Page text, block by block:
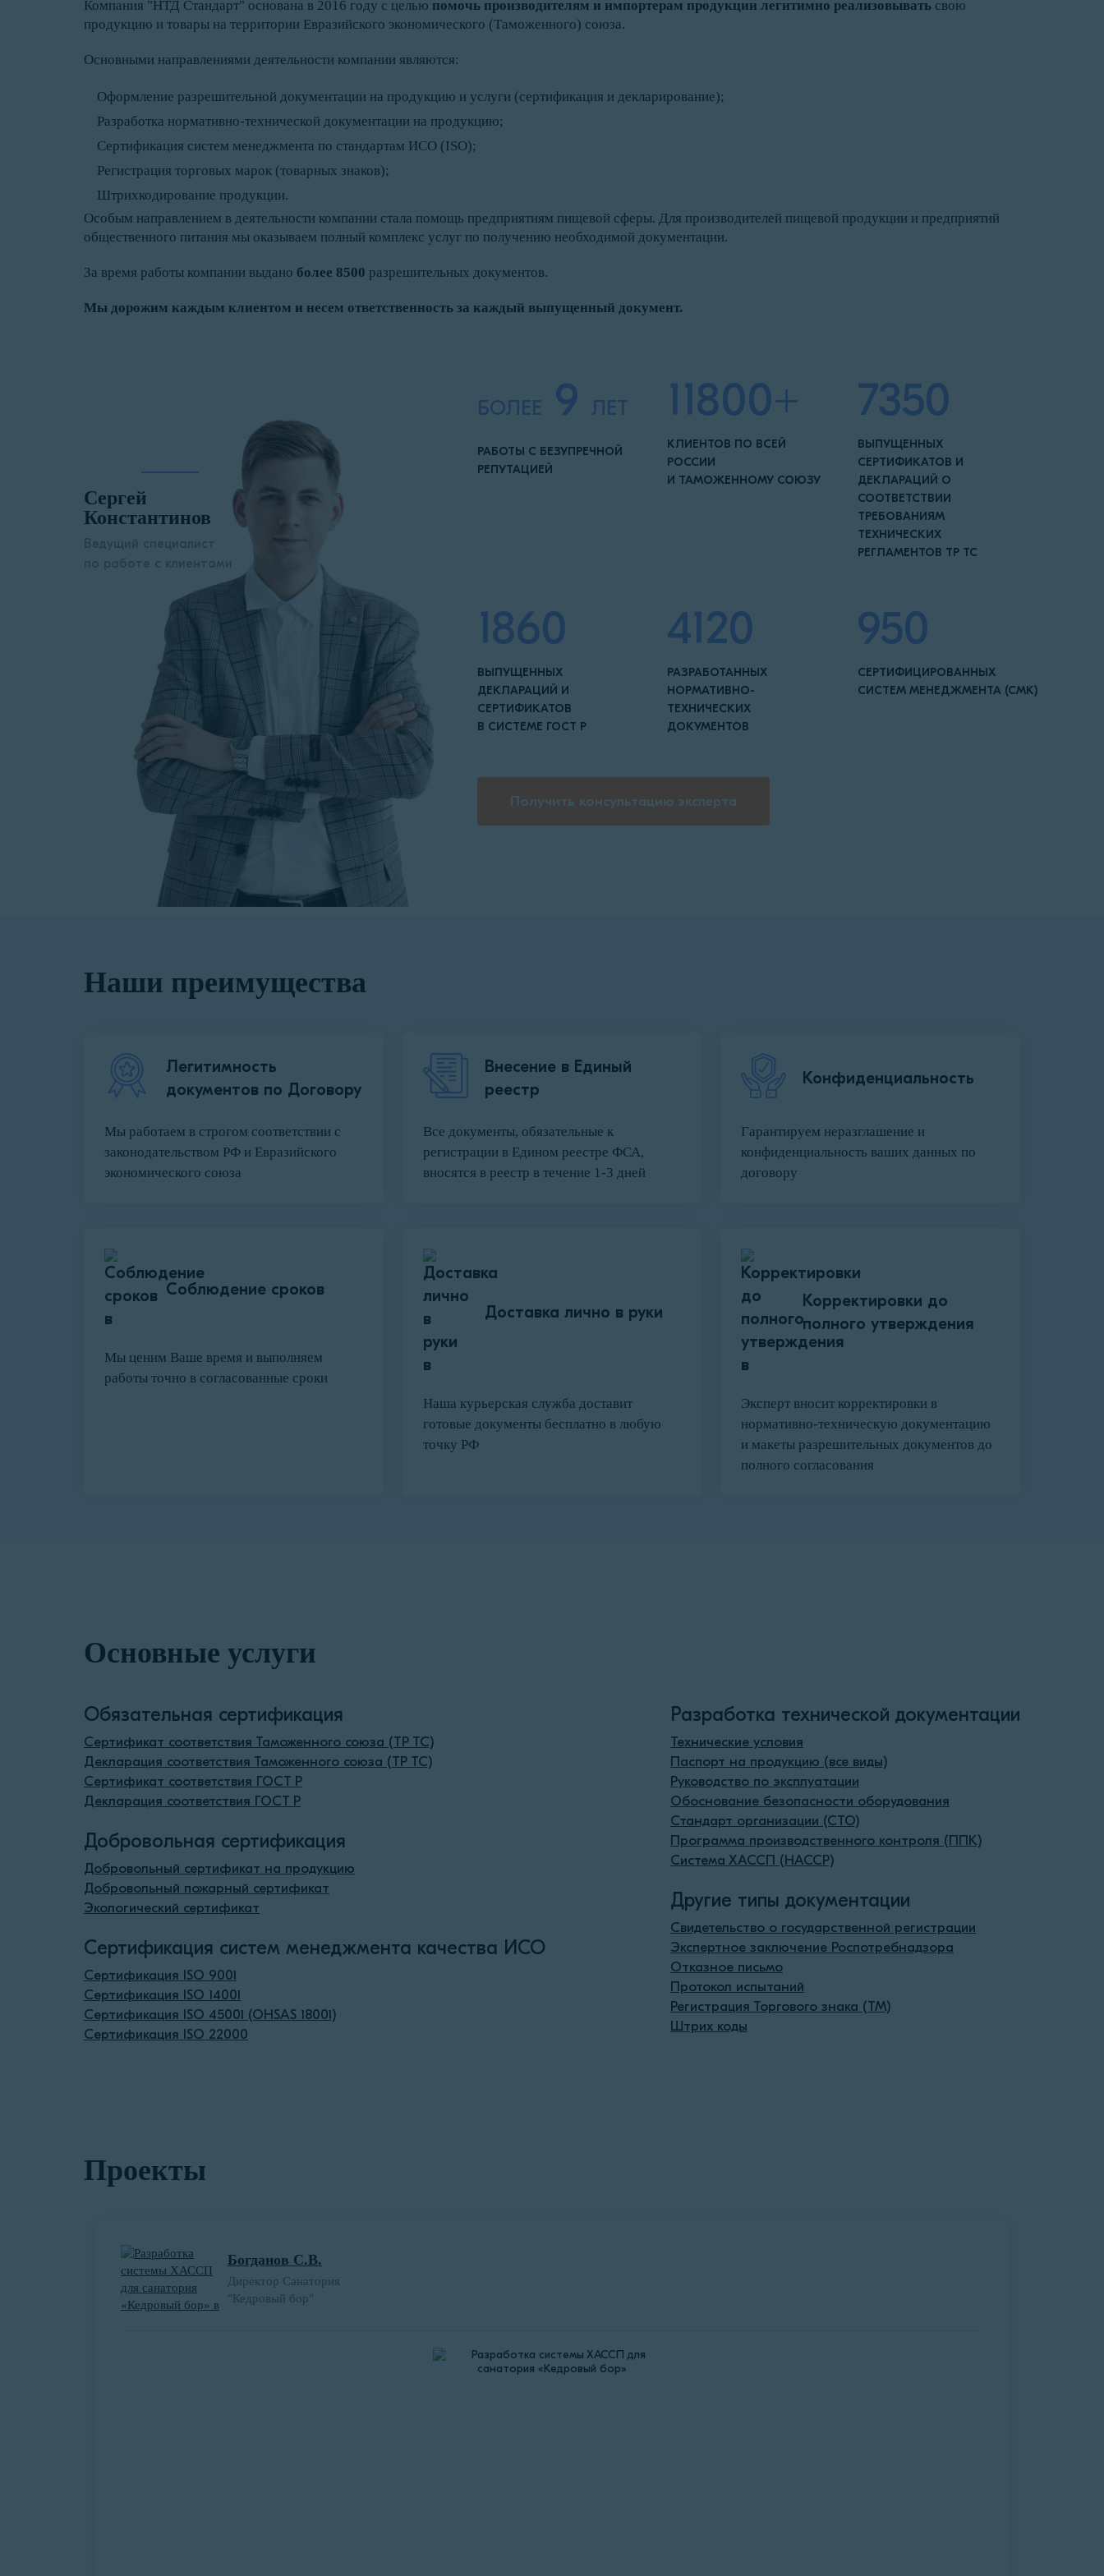
Компания "НТД Стандарт" основана в 2016 году с целью помочь производителям и импортерам продукции легитимно реализовывать свою
продукцию и товары на территории Евразийского экономического (Таможенного) союза.
Основными направлениями деятельности компании являются:
Оформление разрешительной документации на продукцию и услуги (сертификация и декларирование);
Разработка нормативно-технической документации на продукцию;
Сертификация систем менеджмента по стандартам ИСО (ISO);
Регистрация торговых марок (товарных знаков);
Штрихкодирование продукции.
Особым направлением в деятельности компании стала помощь предприятиям пищевой сферы. Для производителей пищевой продукции и предприятий
общественного питания мы оказываем полный комплекс услуг по получению необходимой документации.
За время работы компании выдано более 8500 разрешительных документов.
Мы дорожим каждым клиентом и несем ответственность за каждый выпущенный документ.
Сергей
Константинов
БОЛЕЕ 9 ЛЕТ
РАБОТЫ С БЕЗУПРЕЧНОЙ
РЕПУТАЦИЕЙ
11800+
КЛИЕНТОВ ПО ВСЕЙ
РОССИИ
И ТАМОЖЕННОМУ СОЮЗУ
7350
ВЫПУЩЕННЫХ
СЕРТИФИКАТОВ И
ДЕКЛАРАЦИЙ О
СООТВЕТСТВИИ
ТРЕБОВАНИЯМ
ТЕХНИЧЕСКИХ
РЕГЛАМЕНТОВ ТР ТС
1860
ВЫПУЩЕННЫХ
ДЕКЛАРАЦИЙ И
СЕРТИФИКАТОВ
В СИСТЕМЕ ГОСТ Р
4120
РАЗРАБОТАННЫХ
НОРМАТИВНО-
ТЕХНИЧЕСКИХ
ДОКУМЕНТОВ
950
СЕРТИФИЦИРОВАННЫХ
СИСТЕМ МЕНЕДЖМЕНТА (СМК)
Получить консультацию эксперта
Наши преимущества
Легитимность
документов по Договору
Мы работаем в строгом соответствии с
законодательством РФ и Евразийского
экономического союза
Внесение в Единый
реестр
Все документы, обязательные к
регистрации в Едином реестре ФСА,
вносятся в реестр в течение 1-3 дней
Конфиденциальность
Гарантируем неразглашение и
конфиденциальность ваших данных по
договору
Соблюдение сроков
Мы ценим Ваше время и выполняем
работы точно в согласованные сроки
Доставка лично в руки
Наша курьерская служба доставит
готовые документы бесплатно в любую
точку РФ
Корректировки до
полного утверждения
Эксперт вносит корректировки в
нормативно-техническую документацию
и макеты разрешительных документов до
полного согласования
Основные услуги
Обязательная сертификация
Сертификат соответствия Таможенного союза (ТР ТС)
Декларация соответствия Таможенного союза (ТР ТС)
Сертификат соответствия ГОСТ Р
Декларация соответствия ГОСТ Р
Добровольная сертификация
Добровольный сертификат на продукцию
Добровольный пожарный сертификат
Экологический сертификат
Сертификация систем менеджмента качества ИСО
Сертификация ISO 9001
Сертификация ISO 14001
Сертификация ISO 45001 (OHSAS 18001)
Сертификация ISO 22000
Разработка технической документации
Технические условия
Паспорт на продукцию (все виды)
Руководство по эксплуатации
Обоснование безопасности оборудования
Стандарт организации (СТО)
Программа производственного контроля (ППК)
Система ХАССП (HACCP)
Другие типы документации
Свидетельство о государственной регистрации
Экспертное заключение Роспотребнадзора
Отказное письмо
Протокол испытаний
Регистрация Торгового знака (ТМ)
Штрих коды
Проекты
Богданов С.В.
Директор Санатория
"Кедровый бор"